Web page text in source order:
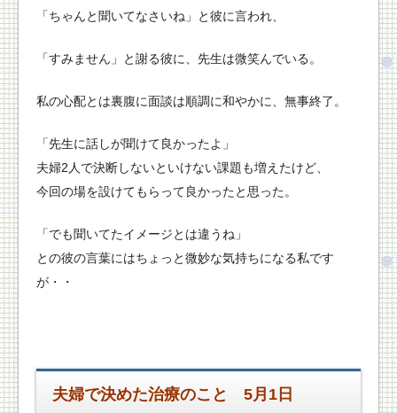
「ちゃんと聞いてなさいね」と彼に言われ、
「すみません」と謝る彼に、先生は微笑んでいる。
私の心配とは裏腹に面談は順調に和やかに、無事終了。
「先生に話しが聞けて良かったよ」
夫婦2人で決断しないといけない課題も増えたけど、
今回の場を設けてもらって良かったと思った。
「でも聞いてたイメージとは違うね」
との彼の言葉にはちょっと微妙な気持ちになる私です
が・・
夫婦で決めた治療のこと 5月1日